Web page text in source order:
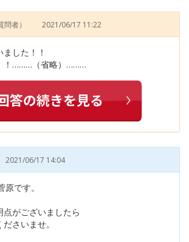
問者） 2021/06/17 11:22
した！！
！………（省略）………
2021/06/17 14:04
です。
点がございましたら
さいませ。